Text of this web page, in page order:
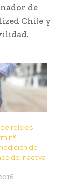
de
Chile y
relojes
de
de inactiva